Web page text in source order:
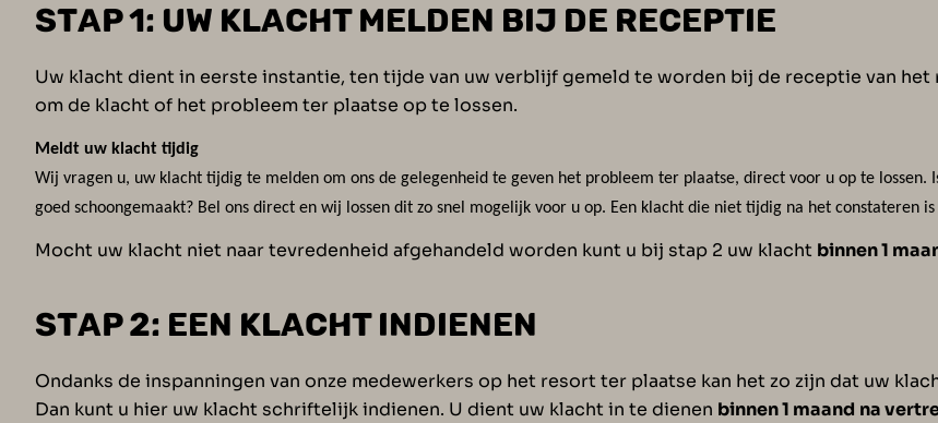
STAP 1: UW KLACHT MELDEN BIJ DE RECEPTIE
Uw klacht dient in eerste instantie, ten tijde van uw verblijf gemeld te worden bij de receptie van
om de klacht of het probleem ter plaatse op te lossen.
Meldt uw klacht tijdig
Wij vragen u, uw klacht tijdig te melden om ons de gelegenheid te geven het probleem ter plaatse, direct voor u op te
goed schoongemaakt? Bel ons direct en wij lossen dit zo snel mogelijk voor u op. Een klacht die niet tijdig na het constateren
Mocht uw klacht niet naar tevredenheid afgehandeld worden kunt u bij stap 2 uw klacht binnen 1
STAP 2: EEN KLACHT INDIENEN
Ondanks de inspanningen van onze medewerkers op het resort ter plaatse kan het zo zijn dat uw
Dan kunt u hier uw klacht schriftelijk indienen. U dient uw klacht in te dienen binnen 1 maand na